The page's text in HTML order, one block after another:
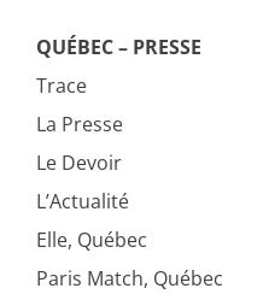
QUÉBEC – PRESSE
Trace
La Presse
Le Devoir
L’Actualité
Elle, Québec
Paris Match, Québec